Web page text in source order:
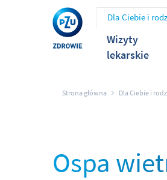
Dla Ciebie i
Wizyty
lekarskie
Strona główna Dla Ciebie i
Ospa